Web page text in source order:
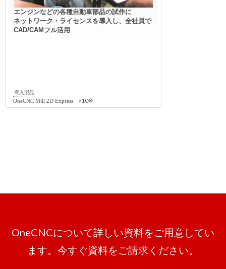
エンジンなどの各種自動車部品の試作に
ネットワーク・ライセンスを導入し、全社員で
CAD/CAMフル活用
導入製品
OneCNC Mill 2D Express ×10台
OneCNCについて詳しい資料をご用意してい
ます。今すぐ資料をご請求ください。